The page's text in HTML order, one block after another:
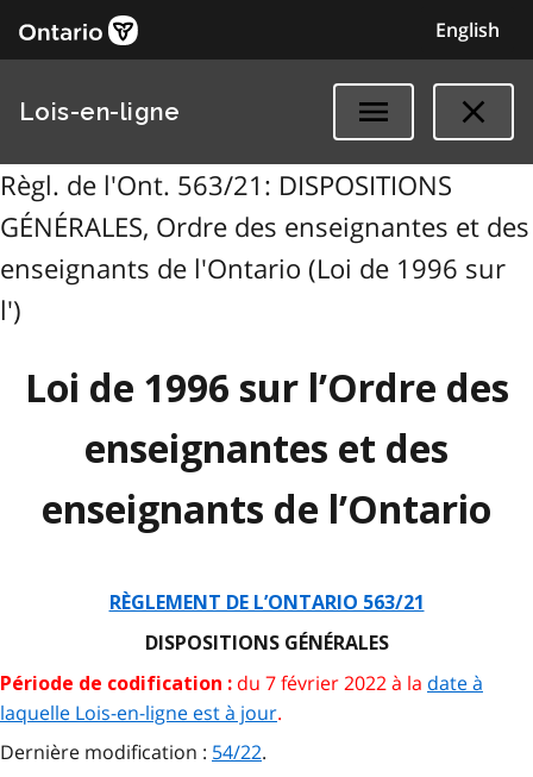
English
Lois-en-ligne
Règl. de l'Ont. 563/21: DISPOSITIONS
GÉNÉRALES, Ordre des enseignantes et des
enseignants de l'Ontario (Loi de 1996 sur
l')
Loi de 1996 sur l’Ordre des
enseignantes et des
enseignants de l’Ontario
RÈGLEMENT DE L’ONTARIO 563/21
DISPOSITIONS GÉNÉRALES
Période de codification : du 7 février 2022 à la date à
laquelle Lois-en-ligne est à jour.
Dernière modification : 54/22.